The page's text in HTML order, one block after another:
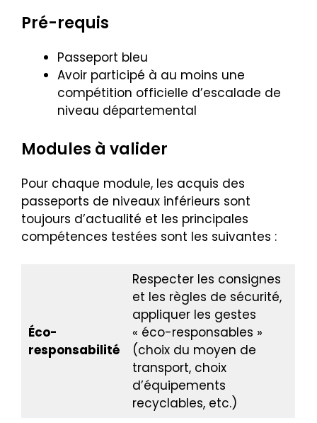
Pré-requis
Passeport bleu
Avoir participé à au moins une
compétition officielle d’escalade de
niveau départemental
Modules à valider
Pour chaque module, les acquis des
passeports de niveaux inférieurs sont
toujours d’actualité et les principales
compétences testées sont les suivantes :
Éco-
responsabilité
Respecter les consignes
et les règles de sécurité,
appliquer les gestes
« éco-responsables »
(choix du moyen de
transport, choix
d’équipements
recyclables, etc.)